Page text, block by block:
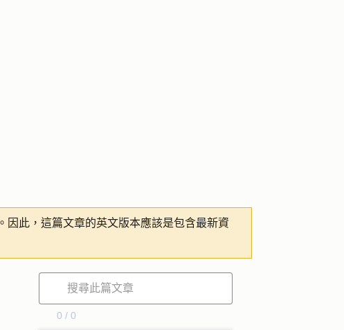
因此，這篇文章的英文版本應該是包含最新資
0 / 0